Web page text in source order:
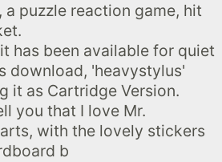
a puzzle reaction game, hit
has been available for quiet
download, 'heavystylus'
it as Cartridge Version.
you that I love Mr.
with the lovely stickers
b